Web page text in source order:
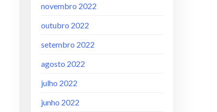
novembro 2022
outubro 2022
setembro 2022
agosto 2022
julho 2022
junho 2022